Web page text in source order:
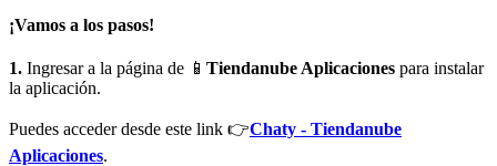
¡Vamos a los pasos!
1. Ingresar a la página de 📱 Tiendanube Aplicaciones para instalar
la aplicación.
Puedes acceder desde este link 👉Chaty - Tiendanube
Aplicaciones.